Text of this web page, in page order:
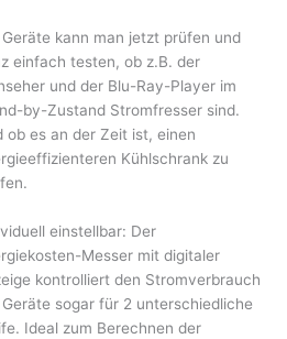
Geräte kann man jetzt prüfen und
einfach testen, ob z.B. der
und der Blu-Ray-Player im
by-Zustand Stromfresser sind.
ob es an der Zeit ist, einen
Kühlschrank zu
einstellbar: Der
Messer mit digitaler
kontrolliert den Stromverbrauch
sogar für 2 unterschiedliche
Ideal zum Berechnen der